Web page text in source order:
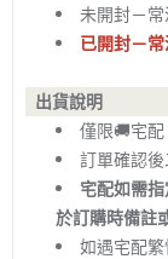
未開封－
已開封－
出貨說明
僅限🚚宅
訂單確認
宅配如需
於訂購時備註
如遇宅配